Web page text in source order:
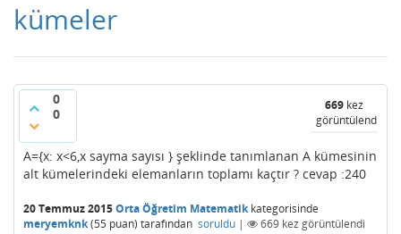
kümeler
0
0
669 kez
görüntülendi
A={x: x<6,x sayma sayısı } şeklinde tanımlanan A kümesinin
alt kümelerindeki elemanların toplamı kaçtır ? cevap :240
20 Temmuz 2015Orta Öğretim Matematikkategorisinde
meryemknk(55 puan) tarafından soruldu | 669 kez görüntülendi